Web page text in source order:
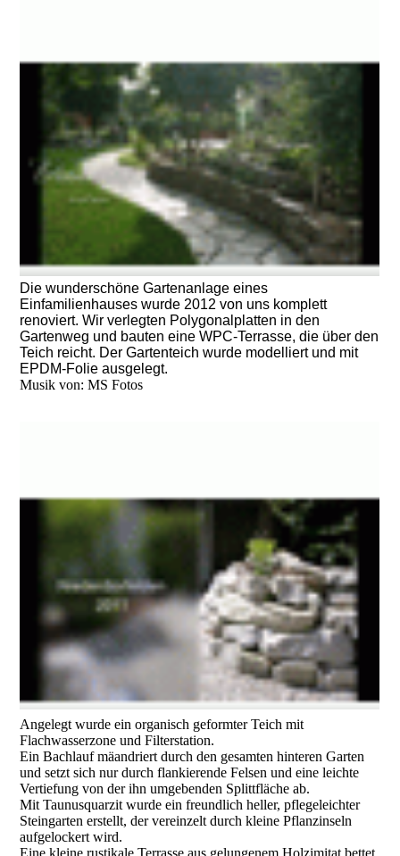
Idyllische Gartenanlage mit Teich, Staudenpflanzung,
Polygonalplattenweg und Terrasse
Die wunderschöne Gartenanlage eines
Einfamilienhauses wurde 2012 von uns komplett
renoviert. Wir verlegten Polygonalplatten in den
Gartenweg und bauten eine WPC-Terrasse, die über den
Teich reicht. Der Gartenteich wurde modelliert und mit
EPDM-Folie ausgelegt.
Musik von: MS Fotos
Pflegeleichter, stilvoller Garten mit Gartenteich, Bachlauf,
Terrasse und Pflanzinseln
Angelegt wurde ein organisch geformter Teich mit
Flachwasserzone und Filterstation.
Ein Bachlauf mäandriert durch den gesamten hinteren Garten
und setzt sich nur durch flankierende Felsen und eine leichte
Vertiefung von der ihn umgebenden Splittfläche ab.
Mit Taunusquarzit wurde ein freundlich heller, pflegeleichter
Steingarten erstellt, der vereinzelt durch kleine Pflanzinseln
aufgelockert wird.